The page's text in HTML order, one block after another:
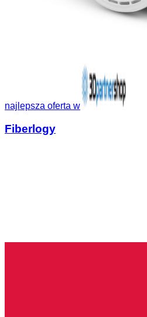
najlepsza oferta w
Fiberlogy